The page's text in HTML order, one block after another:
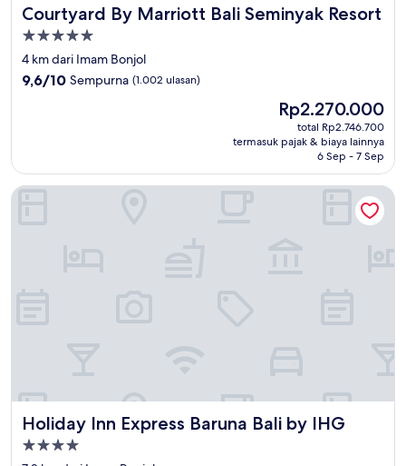
Courtyard By Marriott Bali Seminyak Resort
Courtyard By Marriott Bali Seminyak Resort
Properti
bintang
5.0
4 km dari Imam Bonjol
9.6
9,6/10 Sempurna (1.002 ulasan)
Harga
sekarang
Rp2.270.000
Rp2.270.000
total Rp2.746.700
termasuk pajak & biaya lainnya
6 Sep - 7 Sep
Holiday Inn Express Baruna Bali by IHG
Holiday Inn Express Baruna Bali by IHG
Properti
Holiday Inn Express Baruna Bali by IHG